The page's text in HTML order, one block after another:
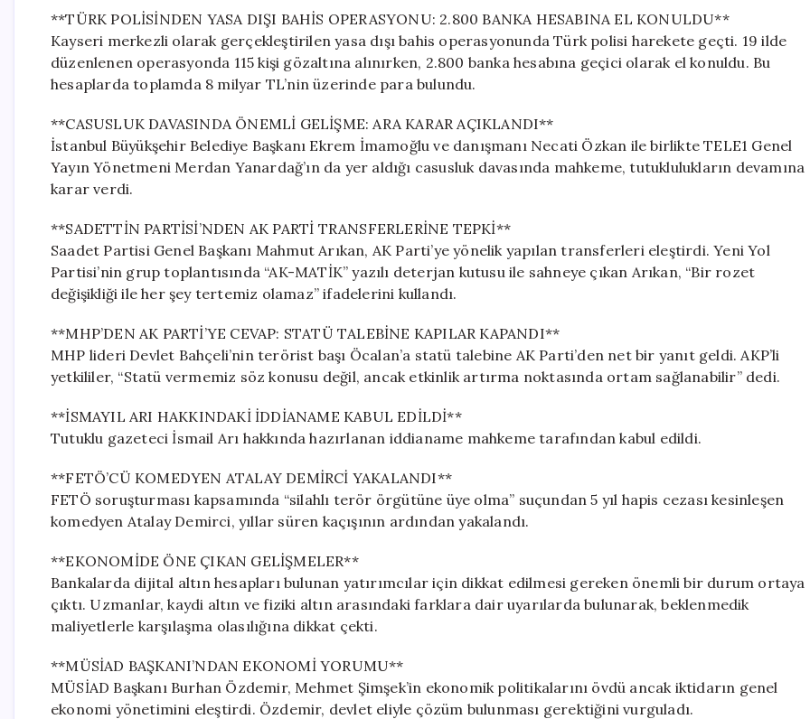
**TÜRK POLİSİNDEN YASA DIŞI BAHİS OPERASYONU: 2.800 BANKA HESABINA EL KONULDU**
Kayseri merkezli olarak gerçekleştirilen yasa dışı bahis operasyonunda Türk polisi harekete geçti. 19 ilde
düzenlenen operasyonda 115 kişi gözaltına alınırken, 2.800 banka hesabına geçici olarak el konuldu. Bu
hesaplarda toplamda 8 milyar TL’nin üzerinde para bulundu.
**CASUSLUK DAVASINDA ÖNEMLİ GELİŞME: ARA KARAR AÇIKLANDI**
İstanbul Büyükşehir Belediye Başkanı Ekrem İmamoğlu ve danışmanı Necati Özkan ile birlikte TELE1 Genel
Yayın Yönetmeni Merdan Yanardağ’ın da yer aldığı casusluk davasında mahkeme, tutuklulukların devamına
karar verdi.
**SADETTİN PARTİSİ’NDEN AK PARTİ TRANSFERLERİNE TEPKİ**
Saadet Partisi Genel Başkanı Mahmut Arıkan, AK Parti’ye yönelik yapılan transferleri eleştirdi. Yeni Yol
Partisi’nin grup toplantısında “AK-MATİK” yazılı deterjan kutusu ile sahneye çıkan Arıkan, “Bir rozet
değişikliği ile her şey tertemiz olamaz” ifadelerini kullandı.
**MHP’DEN AK PARTİ’YE CEVAP: STATÜ TALEBİNE KAPILAR KAPANDI**
MHP lideri Devlet Bahçeli’nin terörist başı Öcalan’a statü talebine AK Parti’den net bir yanıt geldi. AKP’li
yetkililer, “Statü vermemiz söz konusu değil, ancak etkinlik artırma noktasında ortam sağlanabilir” dedi.
**İSMAYIL ARI HAKKINDAKİ İDDİANAME KABUL EDİLDİ**
Tutuklu gazeteci İsmail Arı hakkında hazırlanan iddianame mahkeme tarafından kabul edildi.
**FETÖ’CÜ KOMEDYEN ATALAY DEMİRCİ YAKALANDI**
FETÖ soruşturması kapsamında “silahlı terör örgütüne üye olma” suçundan 5 yıl hapis cezası kesinleşen
komedyen Atalay Demirci, yıllar süren kaçışının ardından yakalandı.
**EKONOMİDE ÖNE ÇIKAN GELİŞMELER**
Bankalarda dijital altın hesapları bulunan yatırımcılar için dikkat edilmesi gereken önemli bir durum ortaya
çıktı. Uzmanlar, kaydi altın ve fiziki altın arasındaki farklara dair uyarılarda bulunarak, beklenmedik
maliyetlerle karşılaşma olasılığına dikkat çekti.
**MÜSİAD BAŞKANI’NDAN EKONOMİ YORUMU**
MÜSİAD Başkanı Burhan Özdemir, Mehmet Şimşek’in ekonomik politikalarını övdü ancak iktidarın genel
ekonomi yönetimini eleştirdi. Özdemir, devlet eliyle çözüm bulunması gerektiğini vurguladı.